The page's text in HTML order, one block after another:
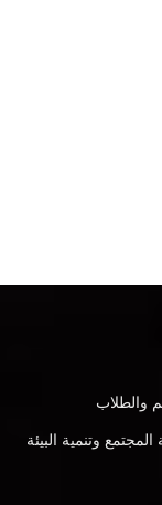
والطلاب
وتنمية البيئة